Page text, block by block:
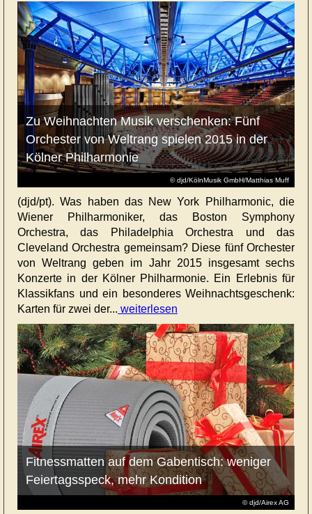
© djd/KölnMusik GmbH/Matthias Muff
Zu Weihnachten Musik verschenken: Fünf
Orchester von Weltrang spielen 2015 in der
Kölner Philharmonie
(djd/pt). Was haben das New York Philharmonic, die
Wiener Philharmoniker, das Boston Symphony
Orchestra, das Philadelphia Orchestra und das
Cleveland Orchestra gemeinsam? Diese fünf Orchester
von Weltrang geben im Jahr 2015 insgesamt sechs
Konzerte in der Kölner Philharmonie. Ein Erlebnis für
Klassikfans und ein besonderes Weihnachtsgeschenk:
Karten für zwei der... weiterlesen
© djd/Airex AG
Fitnessmatten auf dem Gabentisch: weniger
Feiertagsspeck, mehr Kondition